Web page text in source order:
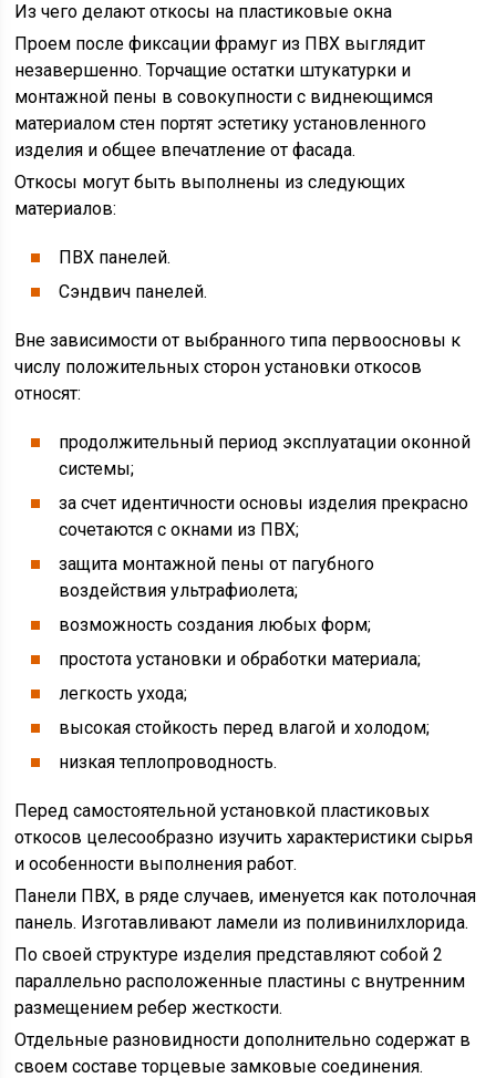
Из чего делают откосы на пластиковые окна
Проем после фиксации фрамуг из ПВХ выглядит
незавершенно. Торчащие остатки штукатурки и
монтажной пены в совокупности с виднеющимся
материалом стен портят эстетику установленного
изделия и общее впечатление от фасада.
Откосы могут быть выполнены из следующих
материалов:
ПВХ панелей.
Сэндвич панелей.
Вне зависимости от выбранного типа первоосновы к
числу положительных сторон установки откосов
относят:
продолжительный период эксплуатации оконной
системы;
за счет идентичности основы изделия прекрасно
сочетаются с окнами из ПВХ;
защита монтажной пены от пагубного
воздействия ультрафиолета;
возможность создания любых форм;
простота установки и обработки материала;
легкость ухода;
высокая стойкость перед влагой и холодом;
низкая теплопроводность.
Перед самостоятельной установкой пластиковых
откосов целесообразно изучить характеристики сырья
и особенности выполнения работ.
Панели ПВХ, в ряде случаев, именуется как потолочная
панель. Изготавливают ламели из поливинилхлорида.
По своей структуре изделия представляют собой 2
параллельно расположенные пластины с внутренним
размещением ребер жесткости.
Отдельные разновидности дополнительно содержат в
своем составе торцевые замковые соединения.